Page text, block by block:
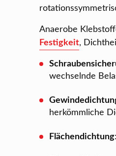
Anaerobe
Festigkeit,
wechselnde
herkömmliche
Flächendichtung